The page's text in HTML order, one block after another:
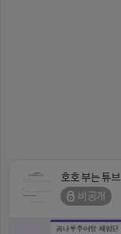
호호 부는 튜브
비공개